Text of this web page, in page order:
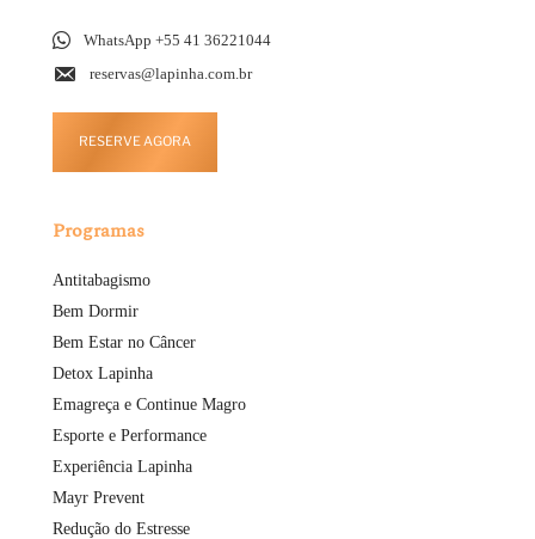
WhatsApp +55 41 36221044
reservas@lapinha.com.br
RESERVE AGORA
Programas
Antitabagismo
Bem Dormir
Bem Estar no Câncer
Detox Lapinha
Emagreça e Continue Magro
Esporte e Performance
Experiência Lapinha
Mayr Prevent
Redução do Estresse